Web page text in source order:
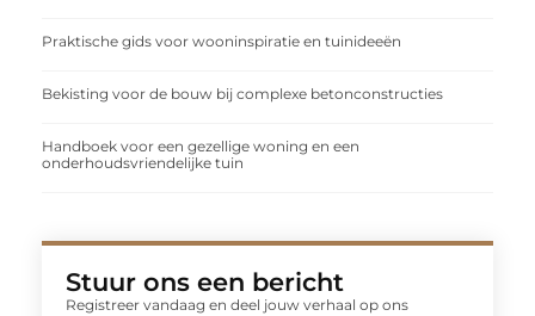
Praktische gids voor wooninspiratie en tuinideeën
Bekisting voor de bouw bij complexe betonconstructies
Handboek voor een gezellige woning en een
onderhoudsvriendelijke tuin
Stuur ons een bericht
Registreer vandaag en deel jouw verhaal op ons